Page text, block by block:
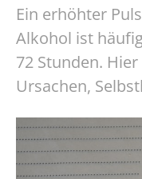
Ein erhöhter
Alkohol ist
72 Stunden.
Ursachen,